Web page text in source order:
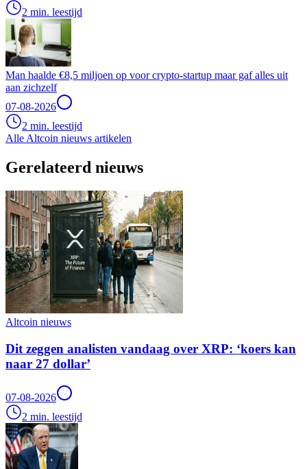
2 min. leestijd
Man haalde €8,5 miljoen op voor crypto-startup maar gaf alles uit
aan zichzelf
07-08-2026
2 min. leestijd
Alle Altcoin nieuws artikelen
Gerelateerd nieuws
Altcoin nieuws
Dit zeggen analisten vandaag over XRP: ‘koers kan
naar 27 dollar’
07-08-2026
2 min. leestijd